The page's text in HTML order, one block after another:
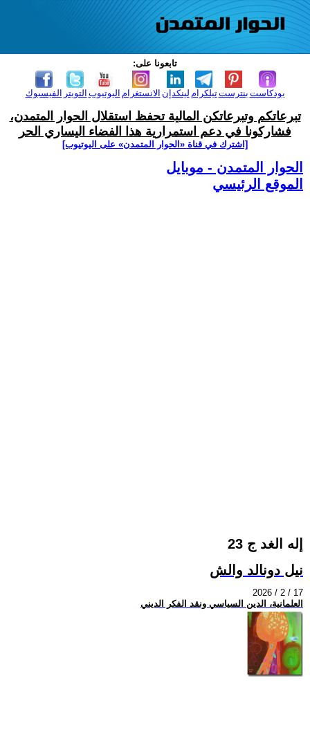
تابعونا على:
الفيسبوك التويتر اليوتيوب الانستغرام لينكدإن تيلكرامبنترست بودكاست
تبرعاتكم وتبرعاتكن المالية تحفظ استقلال الحوار المتمدن،
فشاركونا في دعم استمرارية هذا الفضاء اليساري الحر
[اشترك في قناة ‫«الحوار المتمدن» على اليوتيوب]
الحوار المتمدن - موبايل
الموقع الرئيسي
إله الغد ج 23
نيل دونالد والش
2026 / 2 / 17
العلمانية، الدين السياسي ونقد الفكر الديني